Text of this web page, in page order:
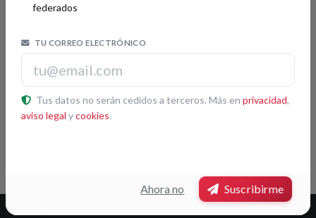
federados
TU CORREO ELECTRÓNICO
Tus datos no serán cedidos a terceros. Más en privacidad,
aviso legal ycookies.
Ahora no Suscribirme